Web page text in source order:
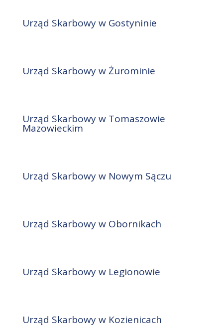
Urząd Skarbowy w Gostyninie
Urząd Skarbowy w Żurominie
Urząd Skarbowy w Tomaszowie
Mazowieckim
Urząd Skarbowy w Nowym Sączu
Urząd Skarbowy w Obornikach
Urząd Skarbowy w Legionowie
Urząd Skarbowy w Kozienicach